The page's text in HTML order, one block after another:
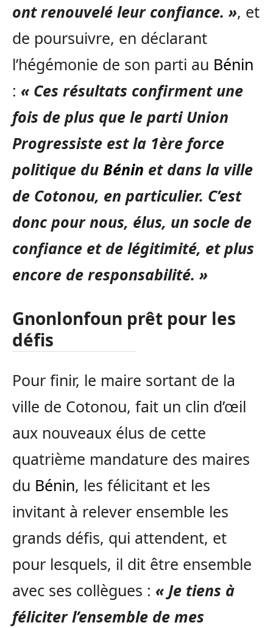
ont renouvelé leur confiance. », et
de poursuivre, en déclarant
l’hégémonie de son parti au Bénin
: « Ces résultats confirment une
fois de plus que le parti Union
Progressiste est la 1ère force
politique du Bénin et dans la ville
de Cotonou, en particulier. C’est
donc pour nous, élus, un socle de
confiance et de légitimité, et plus
encore de responsabilité. »
Gnonlonfoun prêt pour les
défis
Pour finir, le maire sortant de la
ville de Cotonou, fait un clin d’œil
aux nouveaux élus de cette
quatrième mandature des maires
du Bénin, les félicitant et les
invitant à relever ensemble les
grands défis, qui attendent, et
pour lesquels, il dit être ensemble
avec ses collègues : « Je tiens à
féliciter l’ensemble de mes